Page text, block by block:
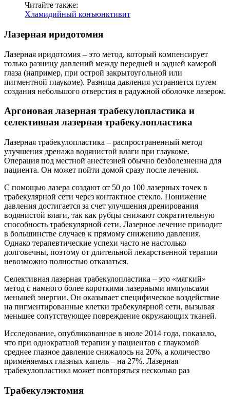
Читайте также:
Хламидийный конъюнктивит
Лазерная иридотомия
Лазерная иридотомия – это метод, который компенсирует
только разницу давлений между передней и задней камерой
глаза (например, при острой закрытоугольной или
пигментной глаукоме). Разница давления устраняется путем
создания небольшого отверстия в радужной оболочке лазером.
Аргоновая лазерная трабекулопластика и
селективная лазерная трабекулопластика
Лазерная трабекулопластика – распространенный метод
улучшения дренажа водянистой влаги при глаукоме.
Операция под местной анестезией обычно безболезненна для
пациента. Он может пойти домой сразу после лечения.
С помощью лазера создают от 50 до 100 лазерных точек в
трабекулярной сети через контактное стекло. Понижение
давления достигается за счет улучшения дренирования
водянистой влаги, так как рубцы снижают сократительную
способность трабекулярной сети. Лазерное лечение приводит
в большинстве случаев к прямому снижению давления.
Однако терапевтические успехи часто не настолько
долговечны, поэтому от длительной лекарственной терапии
невозможно полностью отказаться.
Селективная лазерная трабекулопластика – это «мягкий»
метод с намного более короткими лазерными импульсами
меньшей энергии. Он оказывает специфическое воздействие
на пигментированные клетки трабекулярной сети, вызывая
меньшее сопутствующее повреждение окружающих тканей.
Исследование, опубликованное в июле 2014 года, показало,
что при однократной терапии у пациентов с глаукомой
среднее глазное давление снижалось на 20%, а количество
применяемых глазных капель – на 27%. Лазерная
трабекулопластика может повторяться несколько раз
Трабекулэктомия